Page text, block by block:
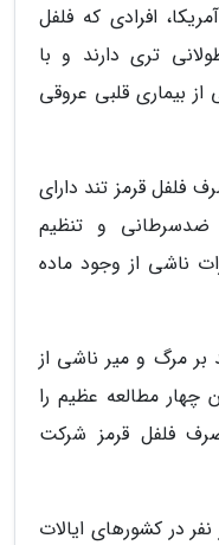
افرادی که فلفل
تری دارند و با
بیماری قلبی عروقی
فلفل قرمز تند دارای
ضدسرطانی و تنظیم
ناشی از وجود ماده
بر مرگ و میر ناشی از
چهار مطالعه عظیم را
فلفل قرمز شرکت
به بیش از 570 هزار نفر در کشورهای ایالات